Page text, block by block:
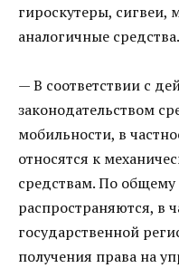
гироскутеры, сигвеи,
аналогичные средства.
— В соответствии с
законодательством
мобильности, в
относятся к
средствам. По
распространяются, в
государственной
получения права на